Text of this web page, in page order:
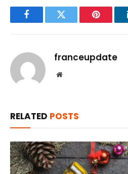
FacebookTwitter Pinterest
franceupdate
Website
RELATED POSTS